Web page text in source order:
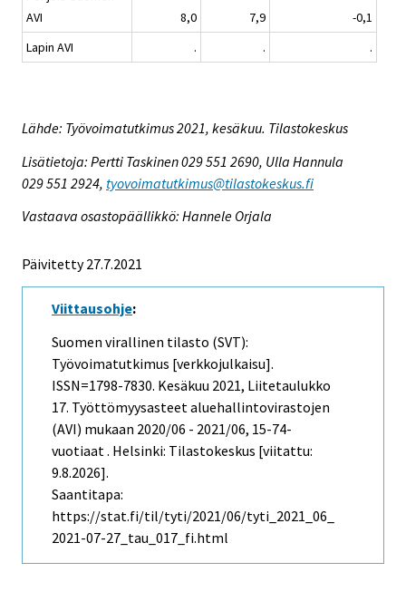
AVI
8,0 7,9
-0,1
Lapin AVI
. . .
Lähde: Työvoimatutkimus 2021, kesäkuu. Tilastokeskus
Lisätietoja: Pertti Taskinen 029 551 2690, Ulla Hannula
029 551 2924, tyovoimatutkimus@tilastokeskus.fi
Vastaava osastopäällikkö: Hannele Orjala
Päivitetty 27.7.2021
Viittausohje:
Suomen virallinen tilasto (SVT):
Työvoimatutkimus [verkkojulkaisu].
ISSN=1798-7830. Kesäkuu 2021, Liitetaulukko
17. Työttömyysasteet aluehallintovirastojen
(AVI) mukaan 2020/06 - 2021/06, 15-74-
vuotiaat . Helsinki: Tilastokeskus [viitattu:
9.8.2026].
Saantitapa:
https://stat.fi/til/tyti/2021/06/tyti_2021_06_
2021-07-27_tau_017_fi.html